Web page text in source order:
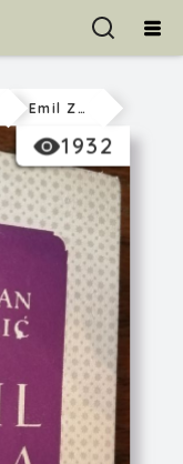
Emil Zola
1932